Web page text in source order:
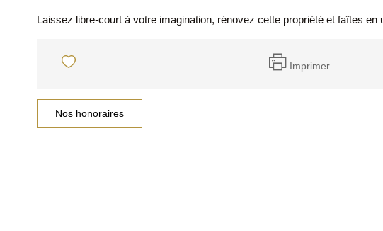
Laissez libre-court à votre imagination, rénovez cette propriété et faîtes
Imprimer
Nos honoraires